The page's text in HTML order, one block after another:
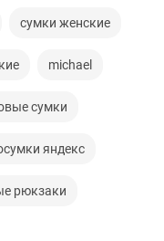
сумки женские
michael
сумки
яндекс
рюкзаки